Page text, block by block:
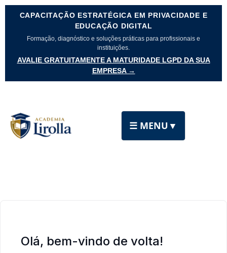
CAPACITAÇÃO ESTRATÉGICA EM PRIVACIDADE E
EDUCAÇÃO DIGITAL
Formação, diagnóstico e soluções práticas para profissionais e
instituições.
AVALIE GRATUITAMENTE A MATURIDADE LGPD DA SUA
EMPRESA →
☰ MENU ▼
Olá, bem-vindo de volta!